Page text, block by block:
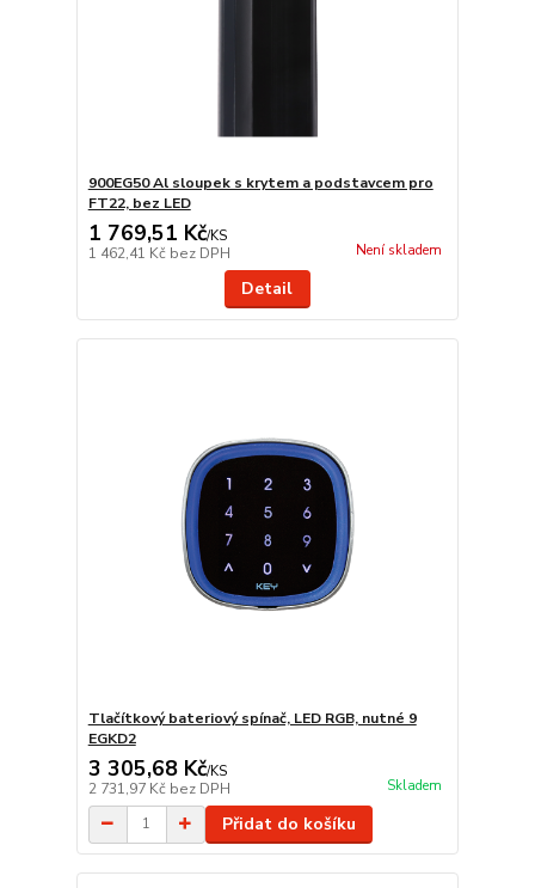
900EG50 Al sloupek s krytem a podstavcem pro
FT22, bez LED
1 769,51 Kč/KS
1 462,41 Kč bez DPH Není skladem
Detail
Tlačítkový bateriový spínač, LED RGB, nutné 9
EGKD2
3 305,68 Kč/KS
2 731,97 Kč bez DPH Skladem
Přidat do košíku